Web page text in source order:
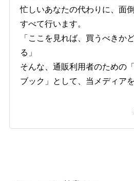
忙しいあなたの代わりに、面
すべて行います。
「ここを見れば、買うべきか
る」
そんな、通販利用者のための
ブック」として、当メディア